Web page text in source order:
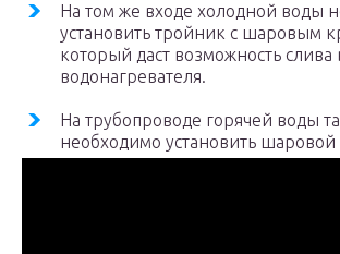
На том же входе холодной воды
установить тройник с шаровым
который даст возможность слива
водонагревателя.
На трубопроводе горячей воды
необходимо установить шаровой